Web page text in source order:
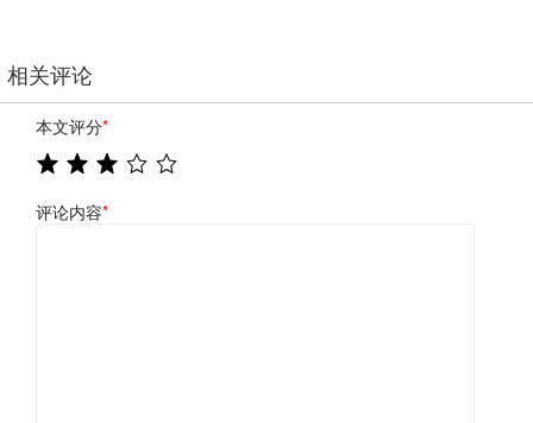
相关评论
本文评分*
评论内容*